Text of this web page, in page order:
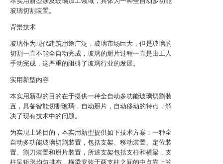
玻璃切割装置。
背景技术
玻璃作为现代建筑用途广泛，玻璃市场巨大，但是玻璃的
切割一直不能全自动完成，玻璃的掰片过程一直是由工人
手动完成，这严重的阻碍了玻璃行业的发展。
实用新型内容
本实用新型的目的在于提供一种全自动多功能玻璃切割装
置，具备智能切割玻璃，自动掰片，自动移动的特点，解
决了现有技术中的问题。
为实现上述目的，本实用新型提供如下技术方案：一种全
自动多功能玻璃切割装置，包括支架、移动装置、定位装
置、割刀装置和掰片装置，所述支架包括支柱和横梁，支
柱呈矩形均匀排布，横梁安装于两支柱之间的中点靠上的